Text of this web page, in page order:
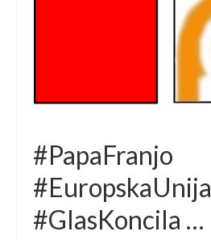
#PapaFranjo
#EuropskaUnija
#GlasKoncila …